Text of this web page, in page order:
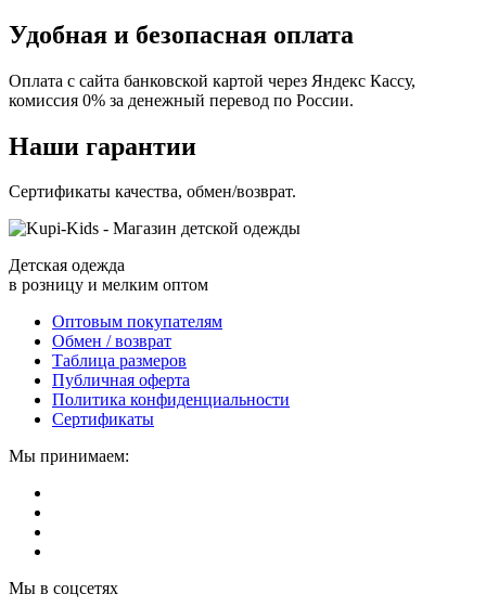
Удобная и безопасная оплата
Оплата с сайта банковской картой через Яндекс Кассу,
комиссия 0% за денежный перевод по России.
Наши гарантии
Сертификаты качества, обмен/возврат.
Детская одежда
в розницу и мелким оптом
Оптовым покупателям
Обмен / возврат
Таблица размеров
Публичная оферта
Политика конфиденциальности
Сертификаты
Мы принимаем:
Мы в соцсетях